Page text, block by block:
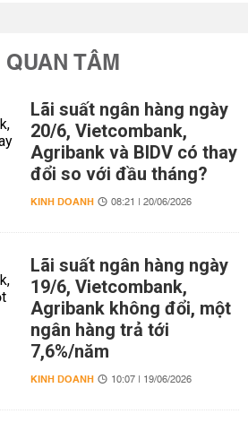
TÂM
Lãi suất ngân hàng ngày
20/6, Vietcombank,
Agribank và BIDV có thay
đổi so với đầu tháng?
KINH DOANH 08:21 | 20/06/2026
Lãi suất ngân hàng ngày
19/6, Vietcombank,
Agribank không đổi, một
ngân hàng trả tới
7,6%/năm
KINH DOANH 10:07 | 19/06/2026